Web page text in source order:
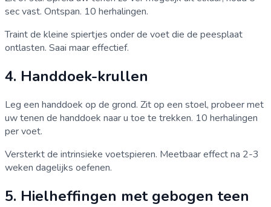
sec vast. Ontspan. 10 herhalingen.
Traint de kleine spiertjes onder de voet die de peesplaat
ontlasten. Saai maar effectief.
4. Handdoek-krullen
Leg een handdoek op de grond. Zit op een stoel, probeer met
uw tenen de handdoek naar u toe te trekken. 10 herhalingen
per voet.
Versterkt de intrinsieke voetspieren. Meetbaar effect na 2-3
weken dagelijks oefenen.
5. Hielheffingen met gebogen teen